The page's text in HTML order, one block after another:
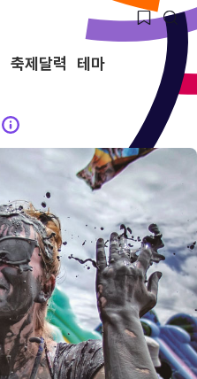
축제달력 테마